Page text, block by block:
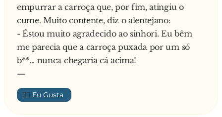
empurrar a carroça que, por fim, atingiu o
cume. Muito contente, diz o alentejano:
- Éstou muito agradecido ao sinhori. Eu bêm
me parecia que a carroça puxada por um só
b**... nunca chegaria cá acima!
—
👍🏼